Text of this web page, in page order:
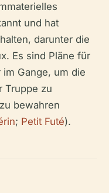
und hat
darunter die
Es sind Pläne für
Gange, um die
Truppe zu
bewahren
; Petit Futé).